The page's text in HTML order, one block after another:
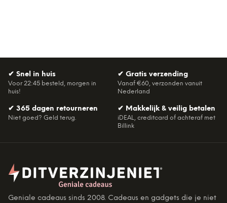
✔ Snel in huis
Voor 22:45 besteld, morgen in
huis!
✔ Gratis verzending
Vanaf €60, verzonden vanuit
Nederland
✔ 365 dagen retourneren
Niet goed? Geld terug.
✔ Makkelijk & veilig betalen
iDEAL, creditcard of achteraf met
Billink
Geniale cadeaus sinds 2008. Cadeaus en gadgets die je niet